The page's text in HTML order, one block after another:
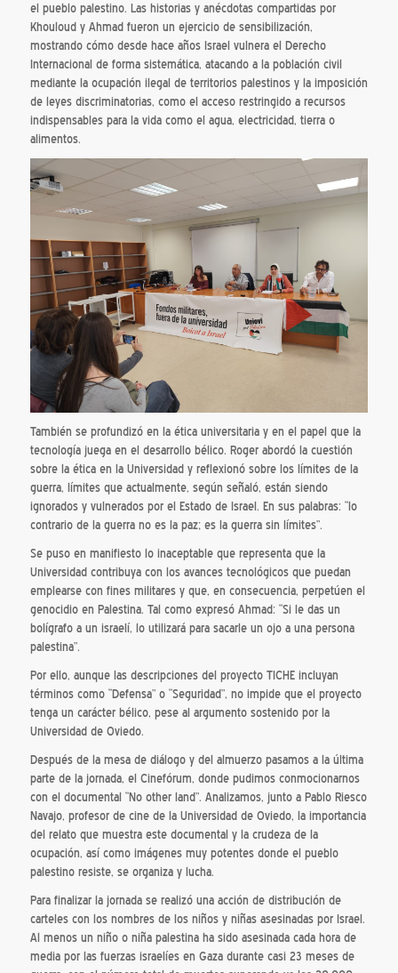
el pueblo palestino. Las historias y anécdotas compartidas por
Khouloud y Ahmad fueron un ejercicio de sensibilización,
mostrando cómo desde hace años Israel vulnera el Derecho
Internacional de forma sistemática, atacando a la población civil
mediante la ocupación ilegal de territorios palestinos y la imposición
de leyes discriminatorias, como el acceso restringido a recursos
indispensables para la vida como el agua, electricidad, tierra o
alimentos.
También se profundizó en la ética universitaria y en el papel que la
tecnología juega en el desarrollo bélico. Roger abordó la cuestión
sobre la ética en la Universidad y reflexionó sobre los límites de la
guerra, límites que actualmente, según señaló, están siendo
ignorados y vulnerados por el Estado de Israel. En sus palabras: “lo
contrario de la guerra no es la paz; es la guerra sin límites”.
Se puso en manifiesto lo inaceptable que representa que la
Universidad contribuya con los avances tecnológicos que puedan
emplearse con fines militares y que, en consecuencia, perpetúen el
genocidio en Palestina. Tal como expresó Ahmad: “Si le das un
bolígrafo a un israelí, lo utilizará para sacarle un ojo a una persona
palestina”.
Por ello, aunque las descripciones del proyecto TICHE incluyan
términos como “Defensa” o “Seguridad”, no impide que el proyecto
tenga un carácter bélico, pese al argumento sostenido por la
Universidad de Oviedo.
Después de la mesa de diálogo y del almuerzo pasamos a la última
parte de la jornada, el Cinefórum, donde pudimos conmocionarnos
con el documental “No other land”. Analizamos, junto a Pablo Riesco
Navajo, profesor de cine de la Universidad de Oviedo, la importancia
del relato que muestra este documental y la crudeza de la
ocupación, así como imágenes muy potentes donde el pueblo
palestino resiste, se organiza y lucha.
Para finalizar la jornada se realizó una acción de distribución de
carteles con los nombres de los niños y niñas asesinadas por Israel.
Al menos un niño o niña palestina ha sido asesinada cada hora de
media por las fuerzas israelíes en Gaza durante casi 23 meses de